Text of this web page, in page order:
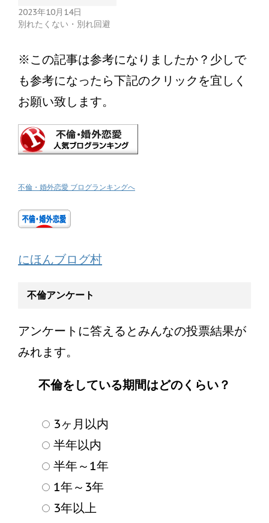
2023年10月14日
別れたくない・別れ回避
※この記事は参考になりましたか？少しで
も参考になったら下記のクリックを宜しく
お願い致します。
不倫・婚外恋愛 ブログランキングへ
にほんブログ村
不倫アンケート
アンケートに答えるとみんなの投票結果が
みれます。
不倫をしている期間はどのくらい？
3ヶ月以内
半年以内
半年～1年
1年～3年
3年以上